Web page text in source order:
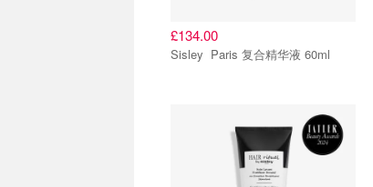
£134.00
Sisley Paris 复合精华液 60ml